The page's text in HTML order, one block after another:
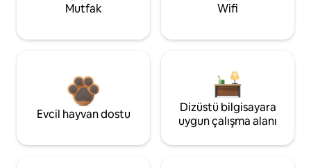
Mutfak Wifi
Evcil hayvan dostu
Dizüstü bilgisayara
uygun çalışma alanı